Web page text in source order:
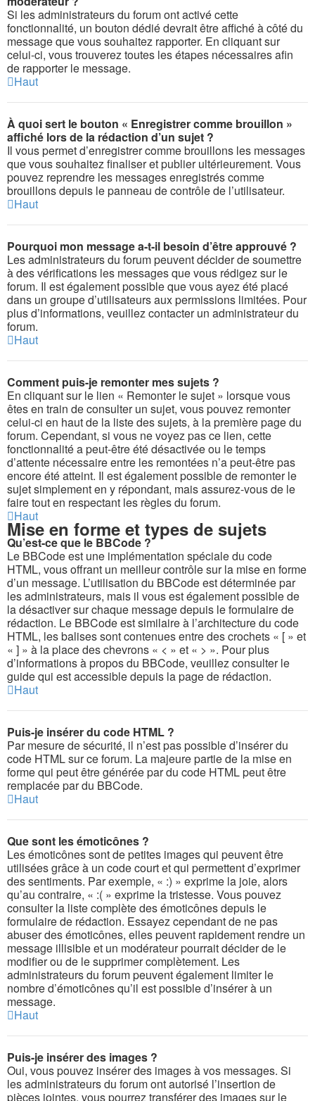
Si les administrateurs du forum ont activé cette
fonctionnalité, un bouton dédié devrait être affiché à côté du
message que vous souhaitez rapporter. En cliquant sur
celui-ci, vous trouverez toutes les étapes nécessaires afin
de rapporter le message.
Haut
À quoi sert le bouton « Enregistrer comme brouillon »
affiché lors de la rédaction d’un sujet ?
Il vous permet d’enregistrer comme brouillons les messages
que vous souhaitez finaliser et publier ultérieurement. Vous
pouvez reprendre les messages enregistrés comme
brouillons depuis le panneau de contrôle de l’utilisateur.
Haut
Pourquoi mon message a-t-il besoin d’être approuvé ?
Les administrateurs du forum peuvent décider de soumettre
à des vérifications les messages que vous rédigez sur le
forum. Il est également possible que vous ayez été placé
dans un groupe d’utilisateurs aux permissions limitées. Pour
plus d’informations, veuillez contacter un administrateur du
forum.
Haut
Comment puis-je remonter mes sujets ?
En cliquant sur le lien « Remonter le sujet » lorsque vous
êtes en train de consulter un sujet, vous pouvez remonter
celui-ci en haut de la liste des sujets, à la première page du
forum. Cependant, si vous ne voyez pas ce lien, cette
fonctionnalité a peut-être été désactivée ou le temps
d’attente nécessaire entre les remontées n’a peut-être pas
encore été atteint. Il est également possible de remonter le
sujet simplement en y répondant, mais assurez-vous de le
faire tout en respectant les règles du forum.
Haut
Mise en forme et types de sujets
Qu’est-ce que le BBCode ?
Le BBCode est une implémentation spéciale du code
HTML, vous offrant un meilleur contrôle sur la mise en forme
d’un message. L’utilisation du BBCode est déterminée par
les administrateurs, mais il vous est également possible de
la désactiver sur chaque message depuis le formulaire de
rédaction. Le BBCode est similaire à l’architecture du code
HTML, les balises sont contenues entre des crochets « [ » et
« ] » à la place des chevrons « < » et « > ». Pour plus
d’informations à propos du BBCode, veuillez consulter le
guide qui est accessible depuis la page de rédaction.
Haut
Puis-je insérer du code HTML ?
Par mesure de sécurité, il n’est pas possible d’insérer du
code HTML sur ce forum. La majeure partie de la mise en
forme qui peut être générée par du code HTML peut être
remplacée par du BBCode.
Haut
Que sont les émoticônes ?
Les émoticônes sont de petites images qui peuvent être
utilisées grâce à un code court et qui permettent d’exprimer
des sentiments. Par exemple, « :) » exprime la joie, alors
qu’au contraire, « :( » exprime la tristesse. Vous pouvez
consulter la liste complète des émoticônes depuis le
formulaire de rédaction. Essayez cependant de ne pas
abuser des émoticônes, elles peuvent rapidement rendre un
message illisible et un modérateur pourrait décider de le
modifier ou de le supprimer complètement. Les
administrateurs du forum peuvent également limiter le
nombre d’émoticônes qu’il est possible d’insérer à un
message.
Haut
Puis-je insérer des images ?
Oui, vous pouvez insérer des images à vos messages. Si
les administrateurs du forum ont autorisé l’insertion de
pièces jointes, vous pourrez transférer des images sur le